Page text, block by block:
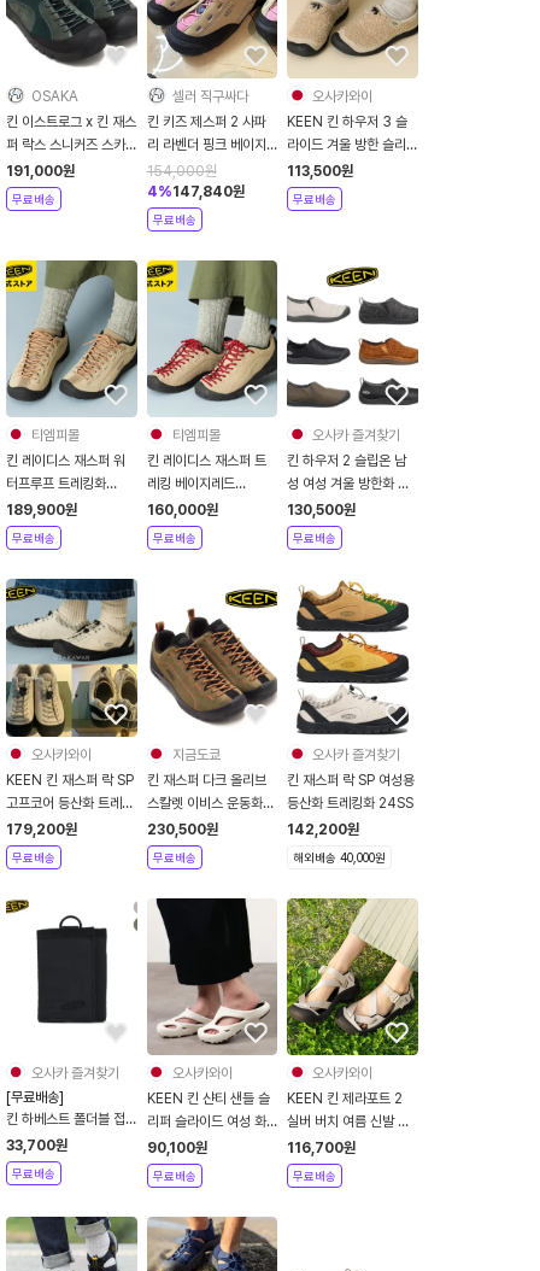
OSAKA
킨 이스트로그 x 킨 재스
퍼 락스 스니커즈 스카
라브 아크틱
1030630
191,000원
무료배송
셀러 직구싸다
킨 키즈 제스퍼 2 사파
리 라벤더 핑크 베이지
1028553
154,000원
4%147,840원
무료배송
오사카와이
KEEN 킨 하우저 3 슬
라이드 겨울 방한 슬리
퍼 여성 토프 블랙
1029437
113,500원
무료배송
티엠피몰
킨 레이디스 재스퍼 워
터프루프 트레킹화
1029648
189,900원
무료배송
티엠피몰
킨 레이디스 재스퍼 트
레킹 베이지레드
1004347
160,000원
무료배송
오사카 즐겨찾기
킨 하우저 2 슬립온 남
성 여성 겨울 방한화 캠
핑 아웃도어 신발
130,500원
무료배송
오사카와이
KEEN 킨 재스퍼 락 SP
고프코어 등산화 트레킹
화 여성 버치 블랙
1029737
179,200원
무료배송
지금도쿄
킨 재스퍼 다크 올리브
스칼렛 이비스 운동화
1029403
230,500원
무료배송
오사카 즐겨찾기
킨 재스퍼 락 SP 여성용
등산화 트레킹화 24SS
142,200원
해외배송 40,000원
오사카 즐겨찾기
[무료배송]
킨 하베스트 폴더블 접
이식 3단 지갑 블랙 사
파리 올리브 3색상
FREE SIZE
33,700원
무료배송
오사카와이
KEEN 킨 샨티 샌들 슬
리퍼 슬라이드 여성 화
이트 1026264
90,100원
무료배송
오사카와이
KEEN 킨 제라포트 2
실버 버치 여름 신발 스
트랩 샌들 여성
1022499
116,700원
무료배송